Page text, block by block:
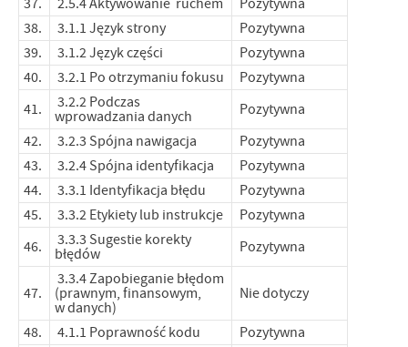
37.
2.5.4 Aktywowanie ruchem
Pozytywna
38.
3.1.1 Język strony
Pozytywna
39.
3.1.2 Język części
Pozytywna
40.
3.2.1 Po otrzymaniu fokusu
Pozytywna
41.
3.2.2 Podczas
wprowadzania danych
Pozytywna
42.
3.2.3 Spójna nawigacja
Pozytywna
43.
3.2.4 Spójna identyfikacja
Pozytywna
44.
3.3.1 Identyfikacja błędu
Pozytywna
45.
3.3.2 Etykiety lub instrukcje
Pozytywna
46.
3.3.3 Sugestie korekty
błędów
Pozytywna
47.
3.3.4 Zapobieganie błędom
(prawnym, finansowym,
w danych)
Nie dotyczy
48. 4.1.1 Poprawność kodu
Pozytywna